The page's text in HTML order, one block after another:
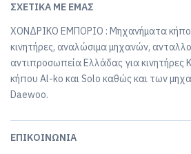
ΣΧΕΤΙΚΆ ΜΕ ΕΜΆΣ
ΧΟΝΔΡΙΚΟ ΕΜΠΟΡΙΟ : Μηχανήματα
κινητήρες, αναλώσιμα μηχανών,
αντιπροσωπεία Ελλάδας για κινητήρες
κήπου Al-ko και Solo καθώς και των
Daewoo.
ΕΠΙΚΟΙΝΩΝΊΑ